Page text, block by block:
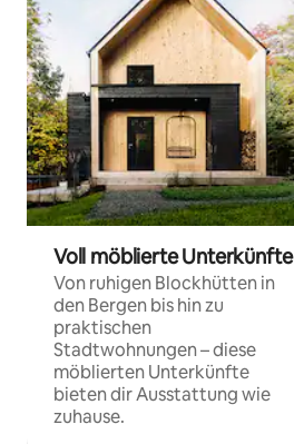
Voll möblierte Unterkünfte
Von ruhigen Blockhütten in
den Bergen bis hin zu
praktischen
Stadtwohnungen – diese
möblierten Unterkünfte
bieten dir Ausstattung wie
zuhause.